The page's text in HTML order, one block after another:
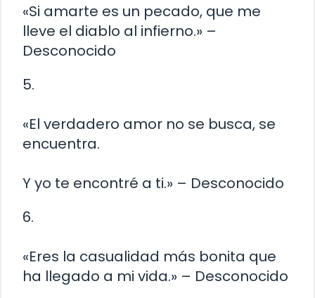
«Si amarte es un pecado, que me
lleve el diablo al infierno.» –
Desconocido
5.
«El verdadero amor no se busca, se
encuentra.
Y yo te encontré a ti.» – Desconocido
6.
«Eres la casualidad más bonita que
ha llegado a mi vida.» – Desconocido